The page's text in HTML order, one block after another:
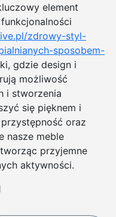
element
zdrowy-styl-
sposobem-
gdzie design i
możliwość
i stworzenia
się pięknem i
oraz
nasze meble
przyjemne
aktywności.